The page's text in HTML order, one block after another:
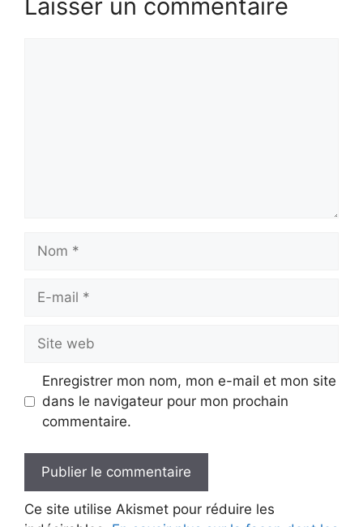
Laisser un commentaire
Nom
Site
web
Enregistrer mon nom, mon e-mail et mon site
dans le navigateur pour mon prochain
commentaire.
Ce site utilise Akismet pour réduire les